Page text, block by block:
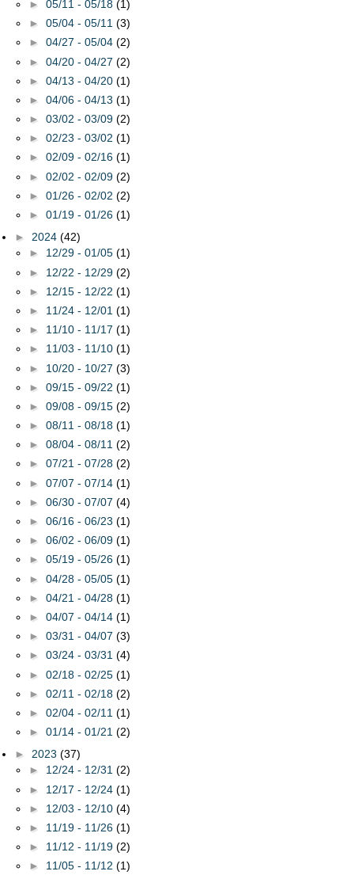
► 05/11 - 05/18 (1)
► 05/04 - 05/11 (3)
► 04/27 - 05/04 (2)
► 04/20 - 04/27 (2)
► 04/13 - 04/20 (1)
► 04/06 - 04/13 (1)
► 03/02 - 03/09 (2)
► 02/23 - 03/02 (1)
► 02/09 - 02/16 (1)
► 02/02 - 02/09 (2)
► 01/26 - 02/02 (2)
► 01/19 - 01/26 (1)
► 2024 (42)
► 12/29 - 01/05 (1)
► 12/22 - 12/29 (2)
► 12/15 - 12/22 (1)
► 11/24 - 12/01 (1)
► 11/10 - 11/17 (1)
► 11/03 - 11/10 (1)
► 10/20 - 10/27 (3)
► 09/15 - 09/22 (1)
► 09/08 - 09/15 (2)
► 08/11 - 08/18 (1)
► 08/04 - 08/11 (2)
► 07/21 - 07/28 (2)
► 07/07 - 07/14 (1)
► 06/30 - 07/07 (4)
► 06/16 - 06/23 (1)
► 06/02 - 06/09 (1)
► 05/19 - 05/26 (1)
► 04/28 - 05/05 (1)
► 04/21 - 04/28 (1)
► 04/07 - 04/14 (1)
► 03/31 - 04/07 (3)
► 03/24 - 03/31 (4)
► 02/18 - 02/25 (1)
► 02/11 - 02/18 (2)
► 02/04 - 02/11 (1)
► 01/14 - 01/21 (2)
► 2023 (37)
► 12/24 - 12/31 (2)
► 12/17 - 12/24 (1)
► 12/03 - 12/10 (4)
► 11/19 - 11/26 (1)
► 11/12 - 11/19 (2)
► 11/05 - 11/12 (1)